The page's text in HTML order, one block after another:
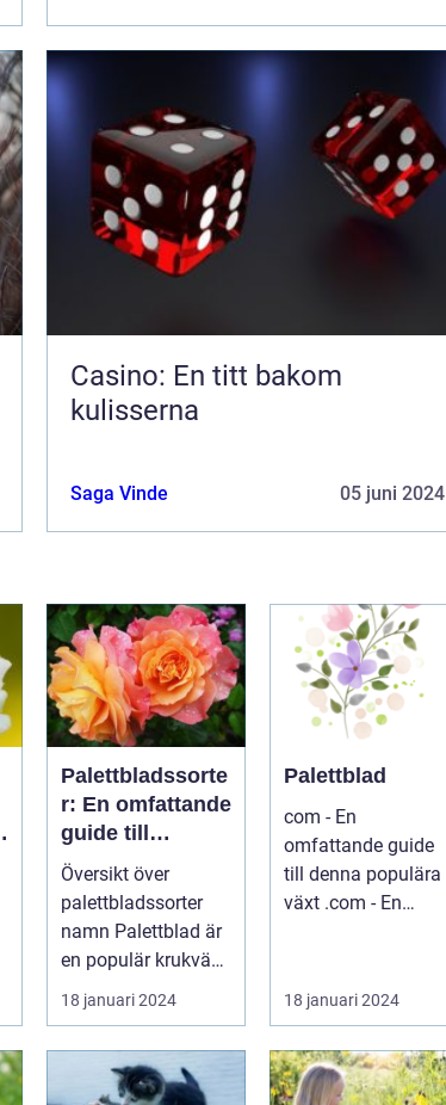
Casino: En titt bakom
kulisserna
Saga Vinde 05 juni 2024
Palettbladssorte
r: En omfattande
guide till
namnen
Översikt över
palettbladssorter
namn Palettblad är
en populär krukväxt
som blivit allt mer
eftertra...
18 januari 2024
Palettblad
com - En
omfattande guide
till denna populära
växt .com - En
18 januari 2024